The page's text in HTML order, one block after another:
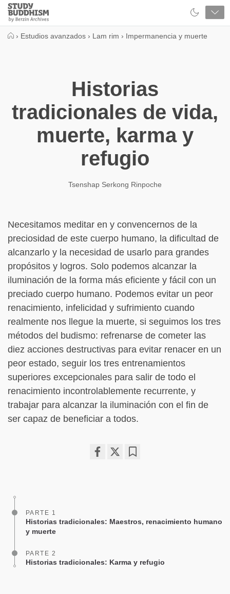
Close
Study
Buddhism
› Estudios avanzados › Lam rim › Impermanencia y muerte
Historias
tradicionales de vida,
muerte, karma y
refugio
Tsenshap Serkong Rinpoche
Necesitamos meditar en y convencernos de la
preciosidad de este cuerpo humano, la dificultad de
alcanzarlo y la necesidad de usarlo para grandes
propósitos y logros. Solo podemos alcanzar la
iluminación de la forma más eficiente y fácil con un
preciado cuerpo humano. Podemos evitar un peor
renacimiento, infelicidad y sufrimiento cuando
realmente nos llegue la muerte, si seguimos los tres
métodos del budismo: refrenarse de cometer las
diez acciones destructivas para evitar renacer en un
peor estado, seguir los tres entrenamientos
superiores excepcionales para salir de todo el
renacimiento incontrolablemente recurrente, y
trabajar para alcanzar la iluminación con el fin de
ser capaz de beneficiar a todos.
PARTE 1
Historias tradicionales: Maestros, renacimiento humano
y muerte
PARTE 2
Historias tradicionales: Karma y refugio